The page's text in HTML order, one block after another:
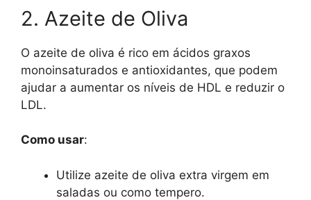
2. Azeite de Oliva
O azeite de oliva é rico em ácidos graxos
monoinsaturados e antioxidantes, que podem
ajudar a aumentar os níveis de HDL e reduzir o
LDL.
Como usar:
Utilize azeite de oliva extra virgem em
saladas ou como tempero.